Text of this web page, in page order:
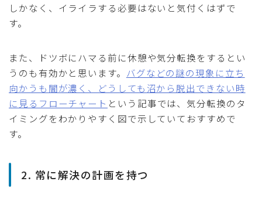
しかなく、イライラする必要はないと気付くはずで
す。
また、ドツボにハマる前に休憩や気分転換をするとい
うのも有効かと思います。 バグなどの謎の現象に立ち
向かうも闇が濃く、どうしても沼から脱出できない時
に見るフローチャート という記事では、気分転換のタ
イミングをわかりやすく図で示していておすすめで
す。
2. 常に解決の計画を持つ